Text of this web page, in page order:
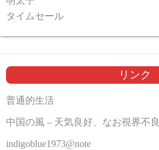
タイムセール
リンク
普通的生活
中国の風 – 天気良好、なお視界不良
indigoblue1973@note